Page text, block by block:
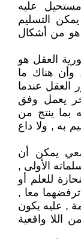
عليه
التسليم
هو من أشكال
العقل هو
, وأن هناك ما
عندما
يعمل وفق
بما ينتج من
به , ولا داع
يمكن أن
الأولى ,
للعلم أو
ترفضهما معا ,
, عليه يكون
اللا واقعية